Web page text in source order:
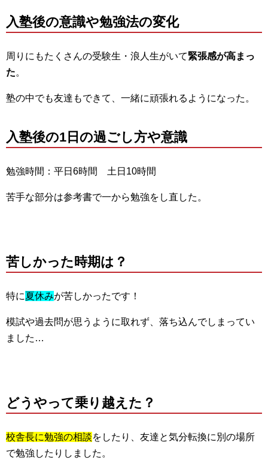
入塾後の意識や勉強法の変化
周りにもたくさんの受験生・浪人生がいて緊張感が高まっ
た。
塾の中でも友達もできて、一緒に頑張れるようになった。
入塾後の1日の過ごし方や意識
勉強時間：平日6時間 土日10時間
苦手な部分は参考書で一から勉強をし直した。
苦しかった時期は？
特に夏休みが苦しかったです！
模試や過去問が思うように取れず、落ち込んでしまってい
ました…
どうやって乗り越えた？
校舎長に勉強の相談をしたり、友達と気分転換に別の場所
で勉強したりしました。